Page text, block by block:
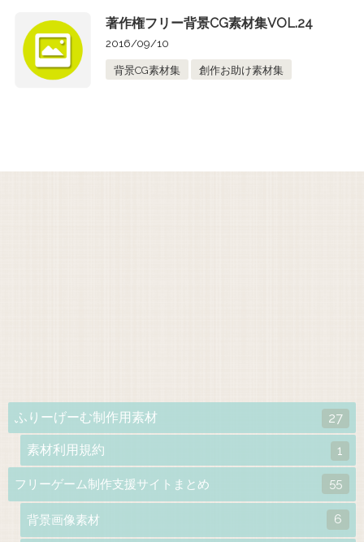
著作権フリー背景CG素材集VOL.24
2016/09/10
背景CG素材集 創作お助け素材集
ふりーげーむ制作用素材 27
素材利用規約 1
フリーゲーム制作支援サイトまとめ 55
背景画像素材 6